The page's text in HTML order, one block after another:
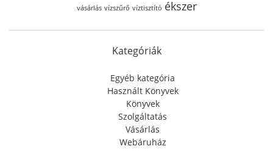
vásárlás vízszűrő víztisztító ékszer
Kategóriák
Egyéb kategória
Használt Könyvek
Könyvek
Szolgáltatás
Vásárlás
Webáruház